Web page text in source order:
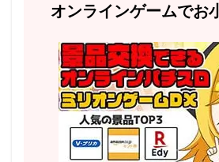
オンラインゲームでお